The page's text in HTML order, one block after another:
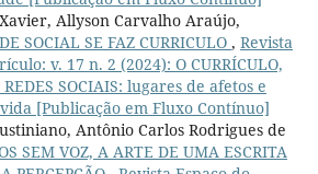
Allyson Carvalho Araújo,
SOCIAL SE FAZ CURRICULO , Revista
v. 17 n. 2 (2024): O CURRÍCULO,
REDES SOCIAIS: lugares de afetos e
[Publicação em Fluxo Contínuo]
Antônio Carlos Rodrigues de
SEM VOZ, A ARTE DE UMA ESCRITA